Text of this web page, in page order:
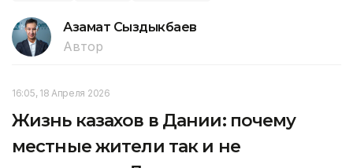
Азамат Сыздыкбаев
Автор
16:05, 18 Апреля 2026
Жизнь казахов в Дании: почему
местные жители так и не